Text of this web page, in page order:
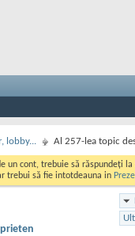
lobby... Al 257-lea topic
un cont, trebuie să răspundeți
trebui să fie intotdeauna in